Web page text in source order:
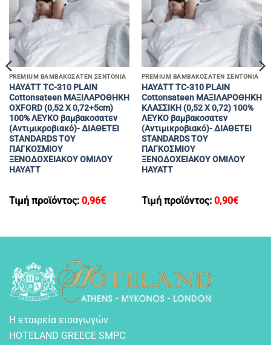
PREMIUM ΒΑΜΒΑΚΟΣΑΤΕΝ ΣΕΝΤΟΝΙΑ
ΗΑΥΑΤΤ TC-310 ΡLAIN
Cottonsateen MAΞΙΛΑΡΟΘΗΚΗ
OXFORD (0,52 Χ 0,72+5cm)
100% ΛΕΥΚΟ βαμβακοσατεν
(Αντιμικροβιακό)- ΔΙΑΘΕΤΕΙ
STANDARDS ΤΟΥ
ΠΑΓΚΟΣΜΙΟΥ
ΞΕΝΟΔΟΧΕΙΑΚΟΥ ΟΜΙΛΟΥ
HAYATT
Τιμή προϊόντος: 0,96€
PREMIUM ΒΑΜΒΑΚΟΣΑΤΕΝ ΣΕΝΤΟΝΙΑ
ΗΑΥΑΤΤ TC-310 ΡLAIN
Cottonsateen MAΞΙΛΑΡΟΘΗΚΗ
ΚΛΑΣΣΙΚΗ (0,52 Χ 0,72) 100%
ΛΕΥΚΟ βαμβακοσατεν
(Αντιμικροβιακό)- ΔΙΑΘΕΤΕΙ
STANDARDS ΤΟΥ
ΠΑΓΚΟΣΜΙΟΥ
ΞΕΝΟΔΟΧΕΙΑΚΟΥ ΟΜΙΛΟΥ
HAYATT
Τιμή προϊόντος: 0,90€
Η εταιρεία εισαγωγών
HOTELAND GREECE SMPC